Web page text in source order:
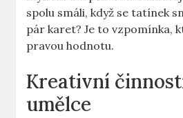
spolu‍ smáli, když ⁢se tatínek
pár karet? Je to⁣ vzpomínka,⁤
⁢pravou hodnotu.
Kreativní
umělce